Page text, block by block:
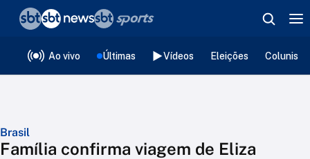
Ao vivo Últimas Vídeos Eleições
Brasil
Família confirma viagem de Eliza
❮voltar
Editorias